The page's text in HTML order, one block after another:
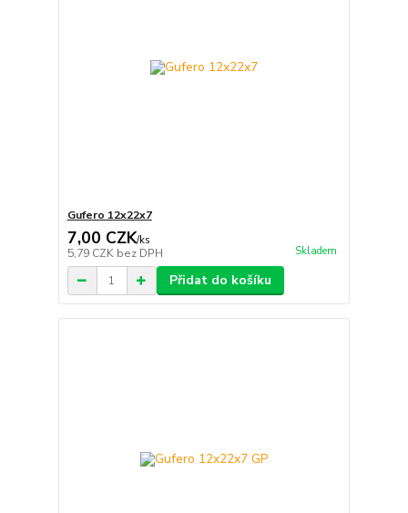
Gufero 12x22x7
7,00 CZK/ks
5,79 CZK bez DPH Skladem
Přidat do košíku